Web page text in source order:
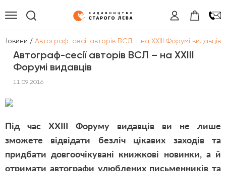
Новини / Автограф-сесії авторів ВСЛ – на ХХІІІ Форумі видавців
Автограф-сесії авторів ВСЛ – на ХХІІІ
Форумі видавців
11.09.2016
Під час ХХІІІ Форуму видавців ви не лише
зможете відвідати безліч цікавих заходів та
придбати довгоочікувані книжкові новинки, а й
отримати автографи улюблених письменників та